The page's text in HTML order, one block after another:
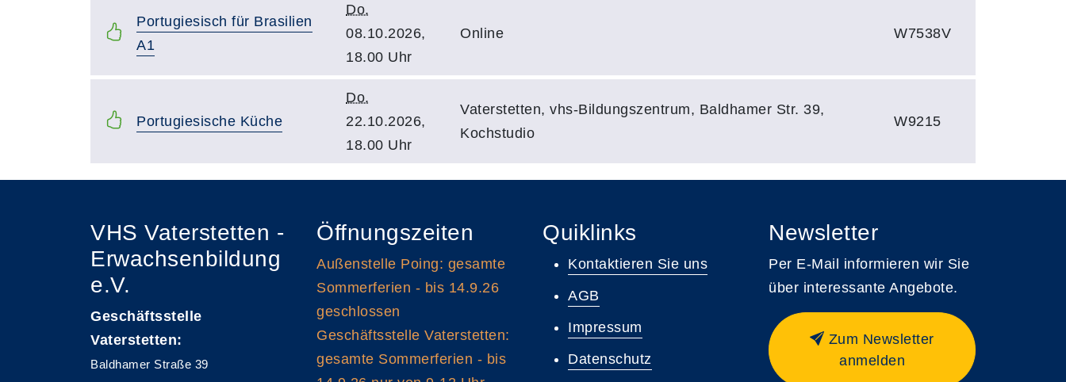
Portugiesisch für Brasilien
A1
Do.
08.10.2026,
18.00 Uhr
Online W7538V
Portugiesische Küche
Do.
22.10.2026,
18.00 Uhr
Vaterstetten, vhs-Bildungszentrum, Baldhamer Str. 39,
Kochstudio
W9215
VHS Vaterstetten -
Erwachsenbildung
e.V.
Geschäftsstelle
Vaterstetten:
Baldhamer Straße 39
Öffnungszeiten
Außenstelle Poing: gesamte
Sommerferien - bis 14.9.26
geschlossen
Geschäftsstelle Vaterstetten:
gesamte Sommerferien - bis
Quiklinks
Kontaktieren Sie uns
AGB
Impressum
Datenschutz
Newsletter
Per E-Mail informieren wir Sie
über interessante Angebote.
Zum Newsletter
anmelden